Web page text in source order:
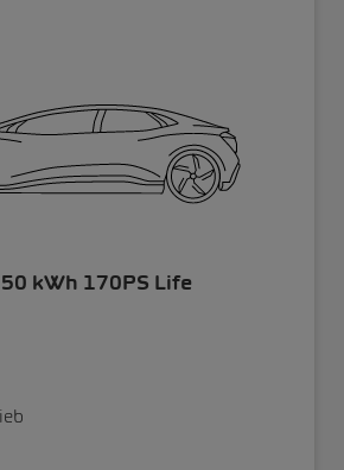
kWh 170PS Life